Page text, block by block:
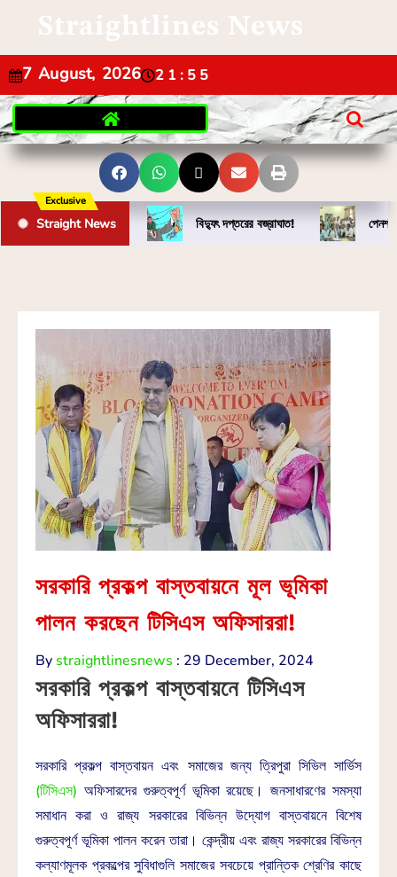
Straightlines News
7 August, 2026 21:55
Exclusive
Straight News বিদ্যুৎ দপ্তরের বজ্রাঘাত! পেনশন
সরকারি প্রকল্প বাস্তবায়নে মূল ভূমিকা
পালন করছেন টিসিএস অফিসাররা!
Bystraightlinesnews : 29 December, 2024
সরকারি প্রকল্প বাস্তবায়নে টিসিএস
অফিসাররা!
সরকারি প্রকল্প বাস্তবায়ন এবং সমাজের জন্য ত্রিপুরা সিভিল সার্ভিস
(টিসিএস) অফিসারদের গুরুত্বপূর্ণ ভূমিকা রয়েছে। জনসাধারণের সমস্যা
সমাধান করা ও রাজ্য সরকারের বিভিন্ন উদ্যোগ বাস্তবায়নে বিশেষ
গুরুত্বপূর্ণ ভূমিকা পালন করেন তারা। কেন্দ্রীয় এবং রাজ্য সরকারের বিভিন্ন
কল্যাণমূলক প্রকল্পের সুবিধাগুলি সমাজের সবচেয়ে প্রান্তিক শ্রেণির কাছে